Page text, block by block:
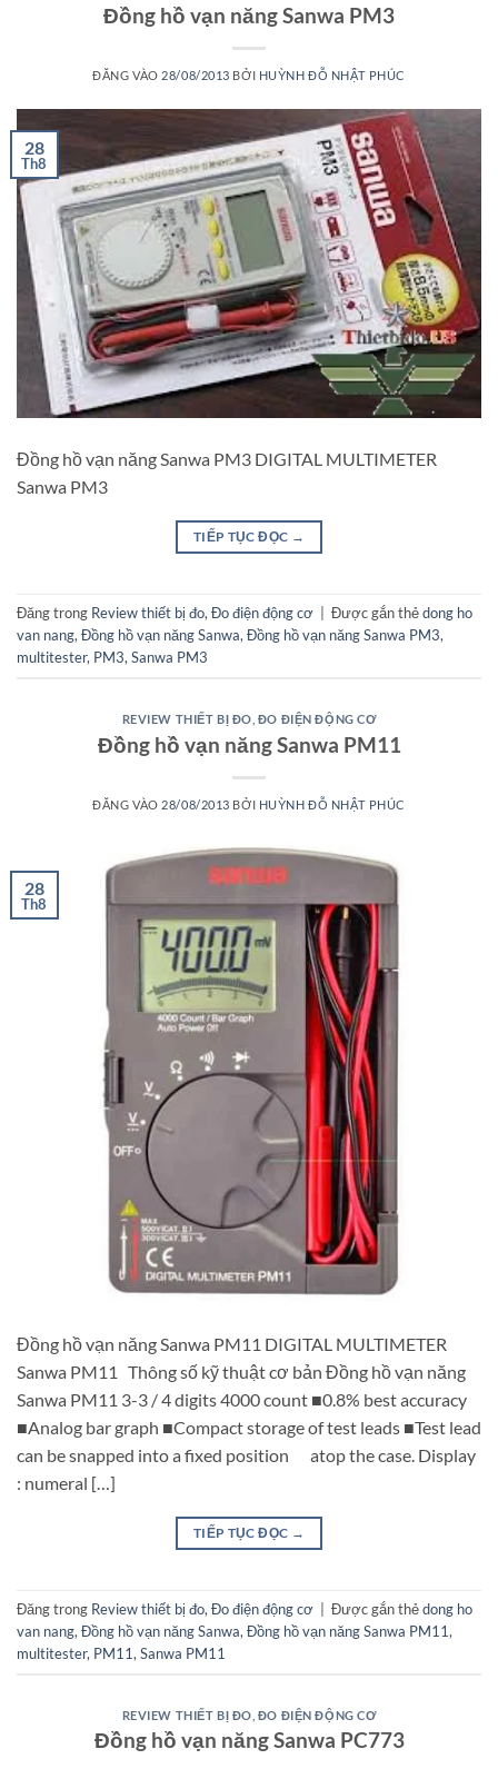
Đồng hồ vạn năng Sanwa PM3
ĐĂNG VÀO 28/08/2013 BỞI HUỲNH ĐỖ NHẬT PHÚC
28
Th8
Đồng hồ vạn năng Sanwa PM3 DIGITAL MULTIMETER
Sanwa PM3
TIẾP TỤC ĐỌC →
Đăng trong Review thiết bị đo,Đo điện động cơ Được gắn thẻdong ho
van nang,Đồng hồ vạn năng Sanwa,Đồng hồ vạn năng Sanwa PM3,
multitester, PM3,Sanwa PM3
REVIEW THIẾT BỊ ĐO ĐO ĐIỆN ĐỘNG CƠ
Đồng hồ vạn năng Sanwa PM11
ĐĂNG VÀO 28/08/2013 BỞI HUỲNH ĐỖ NHẬT PHÚC
28
Th8
Đồng hồ vạn năng Sanwa PM11 DIGITAL MULTIMETER
Sanwa PM11 Thông số kỹ thuật cơ bản Đồng hồ vạn năng
Sanwa PM11 3-3 / 4 digits 4000 count ■0.8% best accuracy
■Analog bar graph ■Compact storage of test leads ■Test lead
can be snapped into a fixed position atop the case. Display
: numeral […]
TIẾP TỤC ĐỌC →
Đăng trong Review thiết bị đo, Đo điện động cơ Được gắn thẻdong ho
van nang, Đồng hồ vạn năng Sanwa, Đồng hồ vạn năng Sanwa PM11,
multitester, PM11, Sanwa PM11
REVIEW THIẾT BỊ ĐO ĐO ĐIỆN ĐỘNG CƠ
Đồng hồ vạn năng Sanwa PC773